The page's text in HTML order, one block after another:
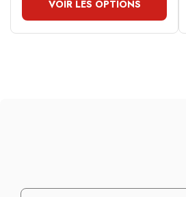
VOIR LES OPTIONS